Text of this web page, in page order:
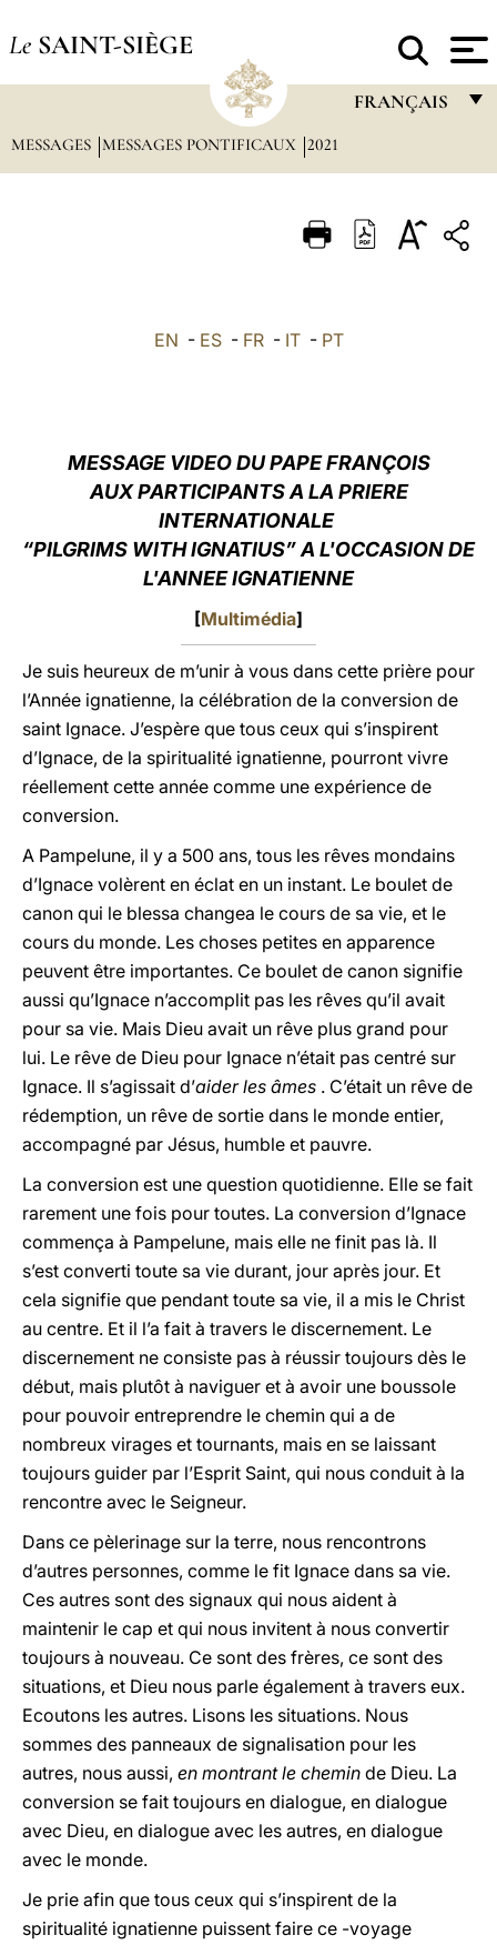
Le SAINT-SIÈGE
FRANÇAIS
ITALIANO
中文
MESSAGES MESSAGES PONTIFICAUX 2021
EN - ES- FR- IT- PT
MESSAGE VIDEO DU PAPE FRANÇOIS
AUX PARTICIPANTS A LA PRIERE
INTERNATIONALE
“PILGRIMS WITH IGNATIUS” A L'OCCASION DE
L'ANNEEIGNATIENNE
[Multimédia]
Je suis heureux de m’unir à vous dans cette prière pour
l’Année ignatienne, la célébration de la conversion de
saint Ignace. J’espère que tous ceux qui s’inspirent
d’Ignace, de la spiritualité ignatienne, pourront vivre
réellement cette année comme une expérience de
conversion.
A Pampelune, il y a 500 ans, tous les rêves mondains
d’Ignace volèrent en éclat en un instant. Le boulet de
canon qui le blessa changea le cours de sa vie, et le
cours du monde. Les choses petites en apparence
peuvent être importantes. Ce boulet de canon signifie
aussi qu’Ignace n’accomplit pas les rêves qu’il avait
pour sa vie. Mais Dieu avait un rêve plus grand pour
lui. Le rêve de Dieu pour Ignace n’était pas centré sur
Ignace. Il s’agissait d’aider les âmes . C’était un rêve de
rédemption, un rêve de sortie dans le monde entier,
accompagné par Jésus, humble et pauvre.
La conversion est une question quotidienne. Elle se fait
rarement une fois pour toutes. La conversion d’Ignace
commença à Pampelune, mais elle ne finit pas là. Il
s’est converti toute sa vie durant, jour après jour. Et
cela signifie que pendant toute sa vie, il a mis le Christ
au centre. Et il l’a fait à travers le discernement. Le
discernement ne consiste pas à réussir toujours dès le
début, mais plutôt à naviguer et à avoir une boussole
pour pouvoir entreprendre le chemin qui a de
nombreux virages et tournants, mais en se laissant
toujours guider par l’Esprit Saint, qui nous conduit à la
rencontre avec le Seigneur.
Dans ce pèlerinage sur la terre, nous rencontrons
d’autres personnes, comme le fit Ignace dans sa vie.
Ces autres sont des signaux qui nous aident à
maintenir le cap et qui nous invitent à nous convertir
toujours à nouveau. Ce sont des frères, ce sont des
situations, et Dieu nous parle également à travers eux.
Ecoutons les autres. Lisons les situations. Nous
sommes des panneaux de signalisation pour les
autres, nous aussi, en montrant le chemin de Dieu. La
conversion se fait toujours en dialogue, en dialogue
avec Dieu, en dialogue avec les autres, en dialogue
avec le monde.
Je prie afin que tous ceux qui s’inspirent de la
spiritualité ignatienne puissent faire ce -voyage